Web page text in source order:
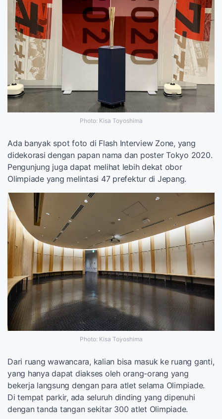
Photo: Kisa Toyoshima
Ada banyak spot foto di Flash Interview Zone, yang
didekorasi dengan papan nama dan poster Tokyo 2020.
Pengunjung juga dapat melihat lebih dekat obor
Olimpiade yang melintasi 47 prefektur di Jepang.
Photo: Kisa Toyoshima
Dari ruang wawancara, kalian bisa masuk ke ruang ganti,
yang hanya dapat diakses oleh orang-orang yang
bekerja langsung dengan para atlet selama Olimpiade.
Di tempat parkir, ada seluruh dinding yang dipenuhi
dengan tanda tangan sekitar 300 atlet Olimpiade.